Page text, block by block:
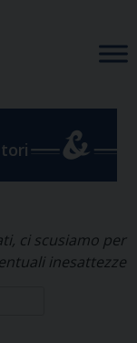
ci scusiamo per
inesattezze